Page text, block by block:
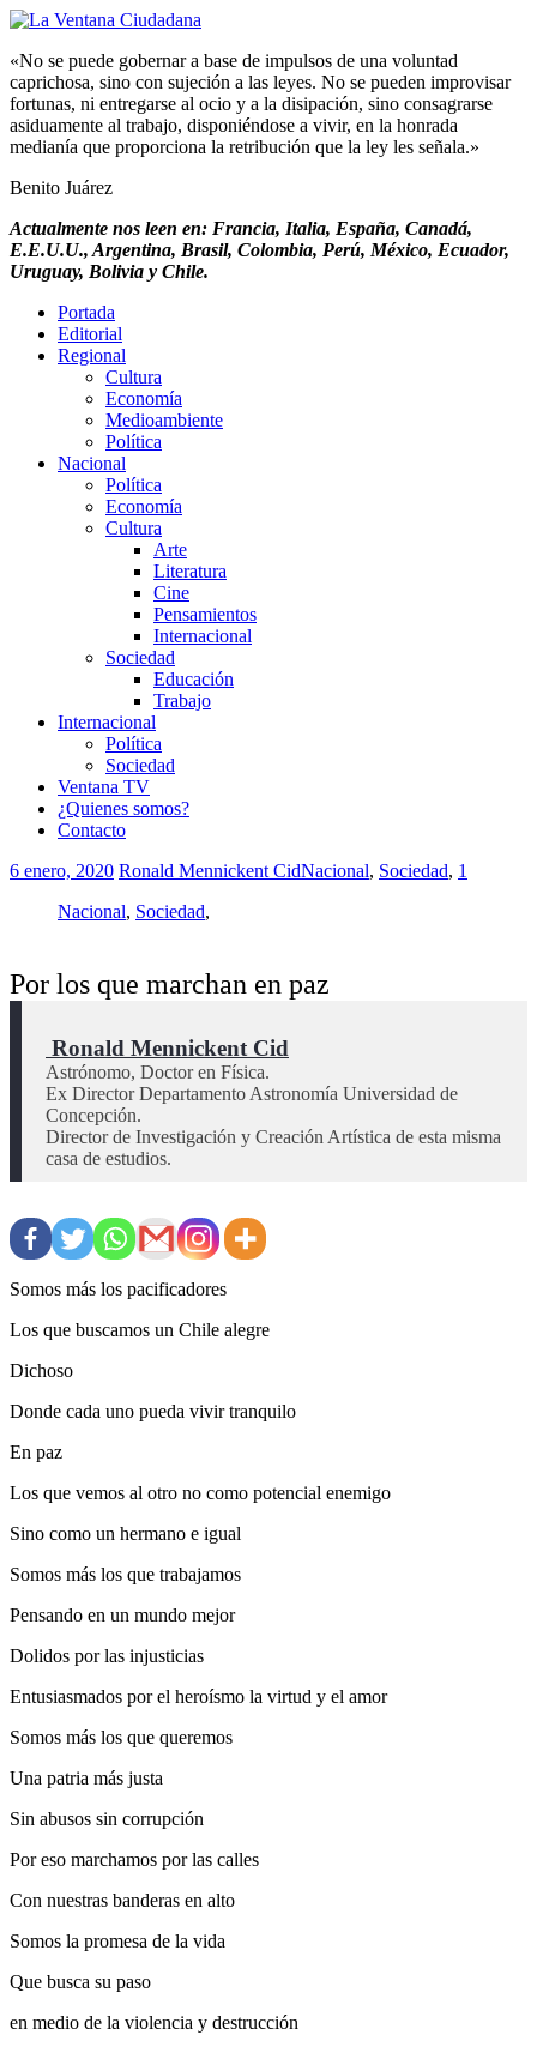
«No se puede gobernar a base de impulsos de una voluntad
caprichosa, sino con sujeción a las leyes. No se pueden improvisar
fortunas, ni entregarse al ocio y a la disipación, sino consagrarse
asiduamente al trabajo, disponiéndose a vivir, en la honrada
medianía que proporciona la retribución que la ley les señala.»
Benito Juárez
Actualmente nos leen en: Francia, Italia, España, Canadá,
E.E.U.U., Argentina, Brasil, Colombia, Perú, México, Ecuador,
Uruguay, Bolivia y Chile.
Portada
Editorial
Regional
Cultura
Economía
Medioambiente
Política
Nacional
Política
Economía
Cultura
Arte
Literatura
Cine
Pensamientos
Internacional
Sociedad
Educación
Trabajo
Internacional
Política
Sociedad
Ventana TV
¿Quienes somos?
Contacto
6 enero, 2020 Ronald Mennickent CidNacional, Sociedad, 1
Nacional, Sociedad,
Por los que marchan en paz
Ronald Mennickent Cid
Astrónomo, Doctor en Física.
Ex Director Departamento Astronomía Universidad de
Concepción.
Director de Investigación y Creación Artística de esta misma
casa de estudios.
Somos más los pacificadores
Los que buscamos un Chile alegre
Dichoso
Donde cada uno pueda vivir tranquilo
En paz
Los que vemos al otro no como potencial enemigo
Sino como un hermano e igual
Somos más los que trabajamos
Pensando en un mundo mejor
Dolidos por las injusticias
Entusiasmados por el heroísmo la virtud y el amor
Somos más los que queremos
Una patria más justa
Sin abusos sin corrupción
Por eso marchamos por las calles
Con nuestras banderas en alto
Somos la promesa de la vida
Que busca su paso
en medio de la violencia y destrucción